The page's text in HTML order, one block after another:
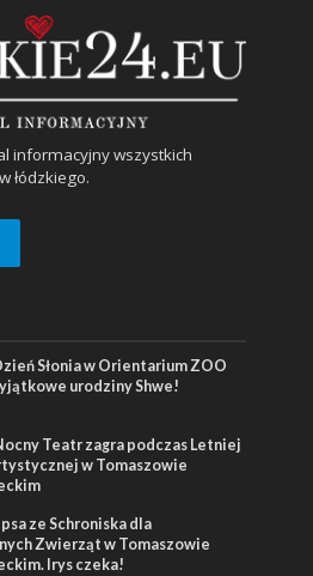
informacyjny wszystkich
łódzkiego.
Słonia w Orientarium ZOO
urodziny Shwe!
Teatr zagra podczas Letniej
w Tomaszowie
ze Schroniska dla
Zwierząt w Tomaszowie
Irys czeka!